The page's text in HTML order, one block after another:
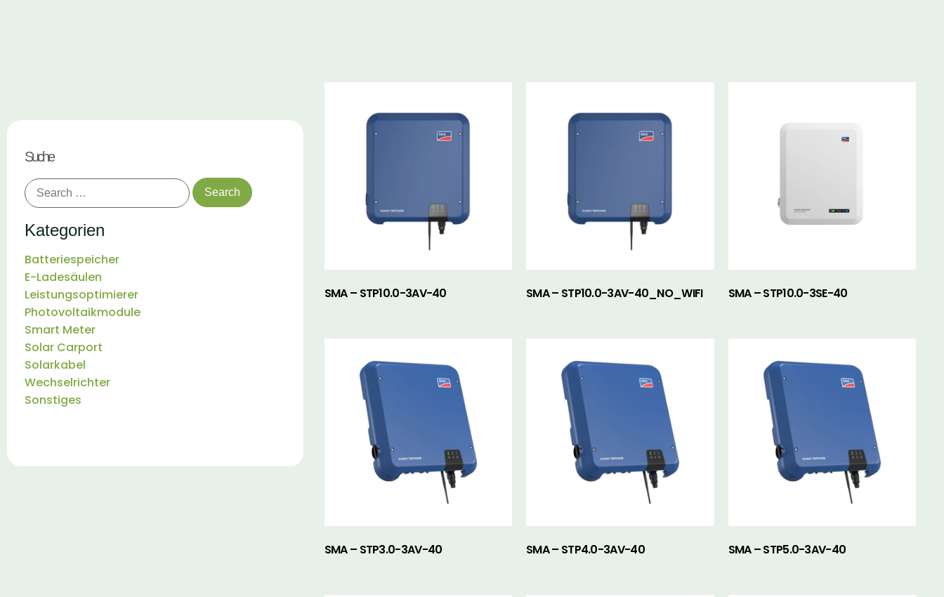
Suche
Kategorien
Batteriespeicher
E-Ladesäulen
Leistungsoptimierer
Photovoltaikmodule
Smart Meter
Solar Carport
Solarkabel
Wechselrichter
Sonstiges
SMA – STP10.0-3AV-40 SMA – STP10.0-3AV-40_NO_WIFI SMA – STP10.0-3SE-40
SMA – STP3.0-3AV-40 SMA – STP4.0-3AV-40 SMA – STP5.0-3AV-40